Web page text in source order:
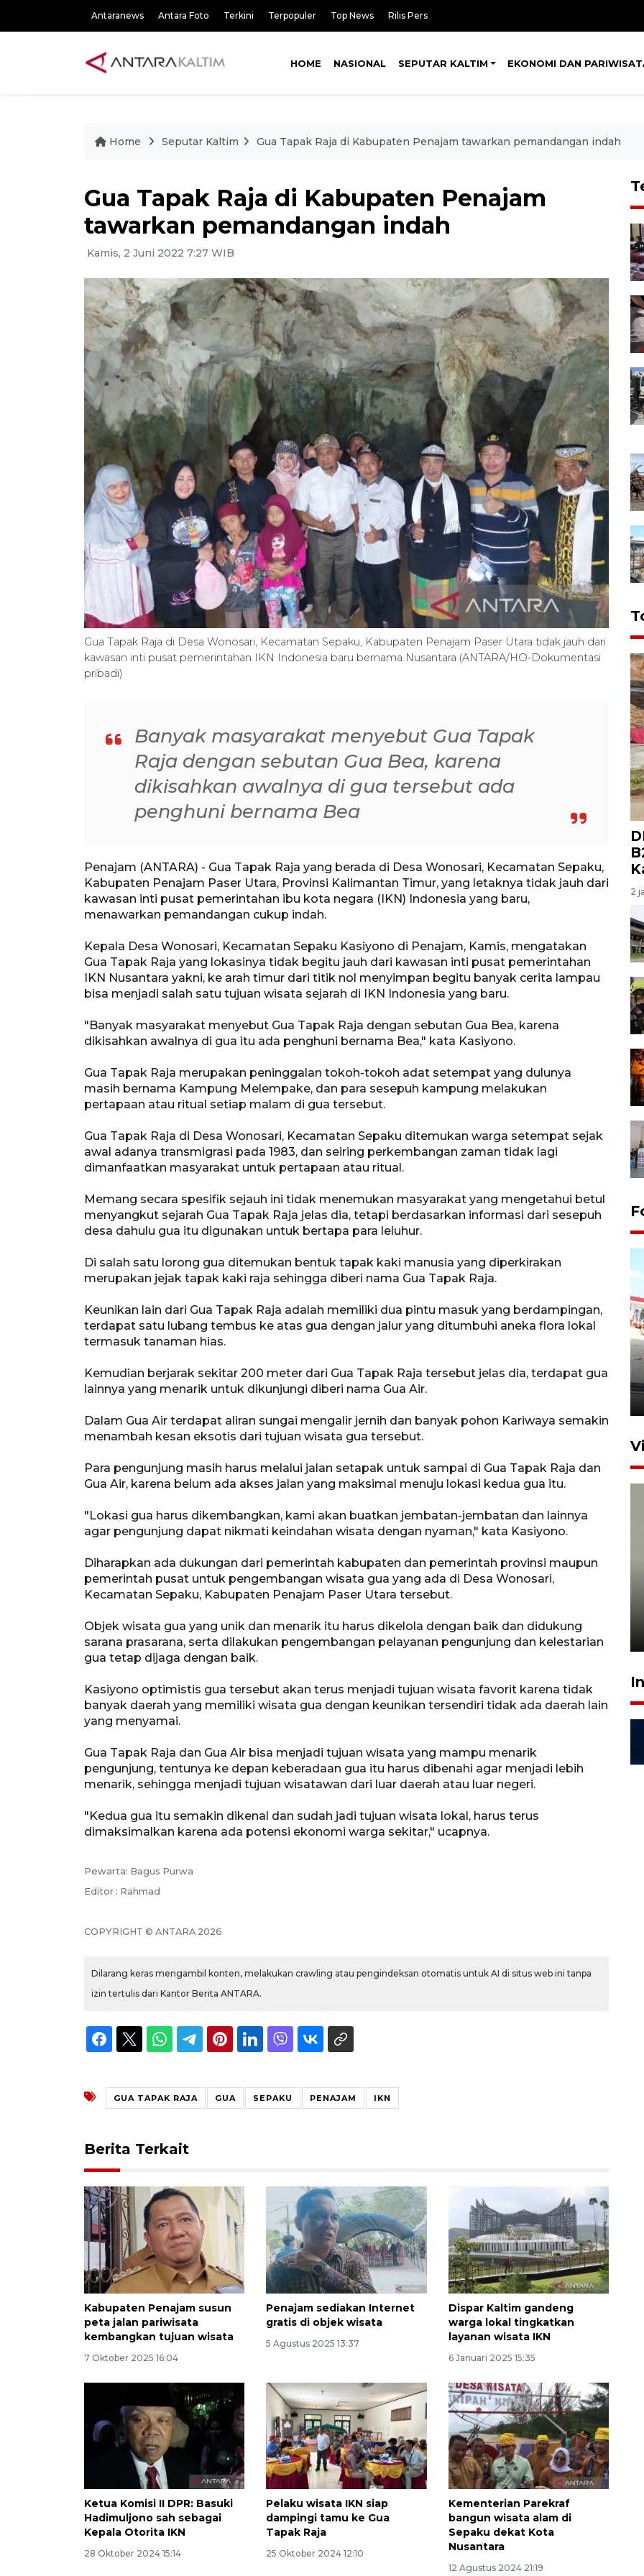
Antaranews Antara Foto Terkini Terpopuler Top News Rilis Pers
HOME NASIONAL SEPUTAR KALTIM EKONOMI DAN
Home Seputar Kaltim Gua Tapak Raja di Kabupaten Penajam tawarkan pemandangan indah
Gua Tapak Raja di Kabupaten Penajam
tawarkan pemandangan indah
Kamis, 2 Juni 2022 7:27 WIB
Gua Tapak Raja di Desa Wonosari, Kecamatan Sepaku, Kabupaten Penajam Paser Utara tidak jauh dari
kawasan inti pusat pemerintahan IKN Indonesia baru bernama Nusantara (ANTARA/HO-Dokumentasi
pribadi)
Banyak masyarakat menyebut Gua Tapak
Raja dengan sebutan Gua Bea, karena
dikisahkan awalnya di gua tersebut ada
penghuni bernama Bea
Penajam (ANTARA) - Gua Tapak Raja yang berada di Desa Wonosari, Kecamatan Sepaku,
Kabupaten Penajam Paser Utara, Provinsi Kalimantan Timur, yang letaknya tidak jauh dari
kawasan inti pusat pemerintahan ibu kota negara (IKN) Indonesia yang baru,
menawarkan pemandangan cukup indah.
Kepala Desa Wonosari, Kecamatan Sepaku Kasiyono di Penajam, Kamis, mengatakan
Gua Tapak Raja yang lokasinya tidak begitu jauh dari kawasan inti pusat pemerintahan
IKN Nusantara yakni, ke arah timur dari titik nol menyimpan begitu banyak cerita lampau
bisa menjadi salah satu tujuan wisata sejarah di IKN Indonesia yang baru.
"Banyak masyarakat menyebut Gua Tapak Raja dengan sebutan Gua Bea, karena
dikisahkan awalnya di gua itu ada penghuni bernama Bea," kata Kasiyono.
Gua Tapak Raja merupakan peninggalan tokoh-tokoh adat setempat yang dulunya
masih bernama Kampung Melempake, dan para sesepuh kampung melakukan
pertapaan atau ritual setiap malam di gua tersebut.
Gua Tapak Raja di Desa Wonosari, Kecamatan Sepaku ditemukan warga setempat sejak
awal adanya transmigrasi pada 1983, dan seiring perkembangan zaman tidak lagi
dimanfaatkan masyarakat untuk pertapaan atau ritual.
Memang secara spesifik sejauh ini tidak menemukan masyarakat yang mengetahui betul
menyangkut sejarah Gua Tapak Raja jelas dia, tetapi berdasarkan informasi dari sesepuh
desa dahulu gua itu digunakan untuk bertapa para leluhur.
Di salah satu lorong gua ditemukan bentuk tapak kaki manusia yang diperkirakan
merupakan jejak tapak kaki raja sehingga diberi nama Gua Tapak Raja.
Keunikan lain dari Gua Tapak Raja adalah memiliki dua pintu masuk yang berdampingan,
terdapat satu lubang tembus ke atas gua dengan jalur yang ditumbuhi aneka flora lokal
termasuk tanaman hias.
Kemudian berjarak sekitar 200 meter dari Gua Tapak Raja tersebut jelas dia, terdapat gua
lainnya yang menarik untuk dikunjungi diberi nama Gua Air.
Dalam Gua Air terdapat aliran sungai mengalir jernih dan banyak pohon Kariwaya semakin
menambah kesan eksotis dari tujuan wisata gua tersebut.
Para pengunjung masih harus melalui jalan setapak untuk sampai di Gua Tapak Raja dan
Gua Air, karena belum ada akses jalan yang maksimal menuju lokasi kedua gua itu.
"Lokasi gua harus dikembangkan, kami akan buatkan jembatan-jembatan dan lainnya
agar pengunjung dapat nikmati keindahan wisata dengan nyaman," kata Kasiyono.
Diharapkan ada dukungan dari pemerintah kabupaten dan pemerintah provinsi maupun
pemerintah pusat untuk pengembangan wisata gua yang ada di Desa Wonosari,
Kecamatan Sepaku, Kabupaten Penajam Paser Utara tersebut.
Objek wisata gua yang unik dan menarik itu harus dikelola dengan baik dan didukung
sarana prasarana, serta dilakukan pengembangan pelayanan pengunjung dan kelestarian
gua tetap dijaga dengan baik.
Kasiyono optimistis gua tersebut akan terus menjadi tujuan wisata favorit karena tidak
banyak daerah yang memiliki wisata gua dengan keunikan tersendiri tidak ada daerah lain
yang menyamai.
Gua Tapak Raja dan Gua Air bisa menjadi tujuan wisata yang mampu menarik
pengunjung, tentunya ke depan keberadaan gua itu harus dibenahi agar menjadi lebih
menarik, sehingga menjadi tujuan wisatawan dari luar daerah atau luar negeri.
"Kedua gua itu semakin dikenal dan sudah jadi tujuan wisata lokal, harus terus
dimaksimalkan karena ada potensi ekonomi warga sekitar," ucapnya.
Pewarta: Bagus Purwa
Editor : Rahmad
COPYRIGHT © ANTARA 2026
Dilarang keras mengambil konten, melakukan crawling atau pengindeksan otomatis untuk AI di situs web ini tanpa
izin tertulis dari Kantor Berita ANTARA.
GUA TAPAK RAJA GUA SEPAKU PENAJAM IKN
Berita Terkait
Kabupaten Penajam susun
peta jalan pariwisata
kembangkan tujuan wisata
7 Oktober 2025 16:04
Penajam sediakan Internet
gratis di objek wisata
5 Agustus 2025 13:37
Dispar Kaltim gandeng
warga lokal tingkatkan
layanan wisata IKN
6 Januari 2025 15:35
Ketua Komisi II DPR: Basuki
Hadimuljono sah sebagai
Kepala Otorita IKN
28 Oktober 2024 15:14
Pelaku wisata IKN siap
dampingi tamu ke Gua
Tapak Raja
25 Oktober 2024 12:10
Kementerian Parekraf
bangun wisata alam di
Sepaku dekat Kota
Nusantara
12 Agustus 2024 21:19
2
Soya di Samarinda
Sudah jaring 92 guru, Kaltim
jamin pendidikan S2 hingga S3
21 Juli 2026 18:13